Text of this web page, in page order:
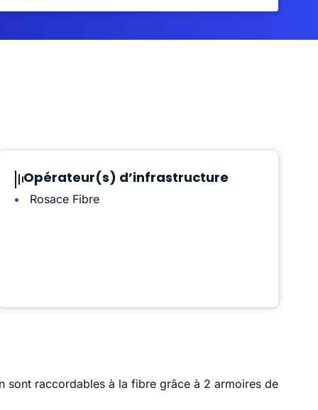
Opérateur(s) d’infrastructure
Rosace Fibre
sont raccordables à la fibre grâce à 2 armoires de